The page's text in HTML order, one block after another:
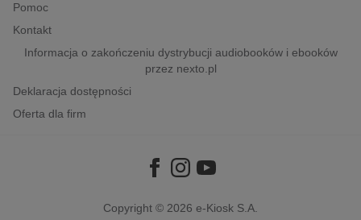
Pomoc
Kontakt
Informacja o zakończeniu dystrybucji audiobooków i ebooków
przez nexto.pl
Deklaracja dostępności
Oferta dla firm
Copyright © 2026 e-Kiosk S.A.